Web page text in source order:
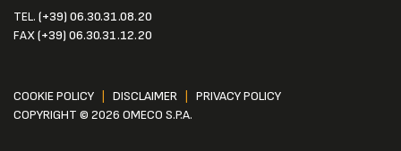
TEL. (+39) 06.30.31.08.20
FAX(+39) 06.30.31.12.20
COOKIE POLICY DISCLAIMER
PRIVACY POLICY
COPYRIGHT © 2026 OMECO S.P.A.